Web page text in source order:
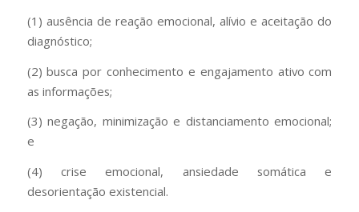
(1) ausência de reação emocional, alívio e aceitação do
diagnóstico;
(2) busca por conhecimento e engajamento ativo com
as informações;
(3) negação, minimização e distanciamento emocional;
e
(4) crise emocional, ansiedade somática e
desorientação existencial.